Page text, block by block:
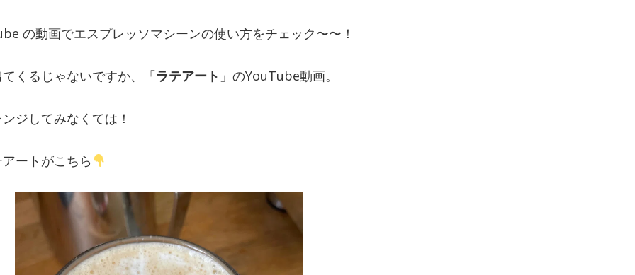
の動画でエスプレッソマシーンの使い方をチェック〜〜！
くるじゃないですか、「ラテアート 」のYouTube動画。
ジしてみなくては！
ートがこちら